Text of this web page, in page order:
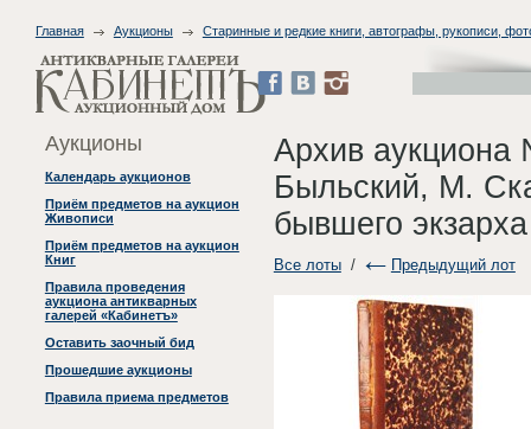
Главная Аукционы Старинные и редкие книги, автографы, рукописи,
Аукционы
Календарь аукционов
Приём предметов на аукцион
Живописи
Приём предметов на аукцион
Книг
Правила проведения
аукциона антикварных
галерей «Кабинетъ»
Оставить заочный бид
Прошедшие аукционы
Правила приема предметов
Архив
Быльский, М.
бывшего
Все лоты/ Предыдущий лот